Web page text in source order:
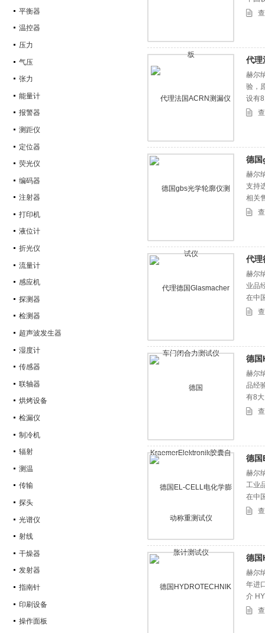
平衡器
温控器
压力
气压
张力
能量计
报警器
测距仪
定位器
荧光仪
编码器
注射器
打印机
液位计
折光仪
流量计
感应机
探测器
检测器
超声波发生器
湿度计
传感器
联轴器
烘烤设备
检漏仪
制冷机
辐射
测温
传输
探头
光谱仪
射线
干燥器
发射器
指南针
印刷设备
操作面板
代理
赫尔
验，
设有
德国
赫尔
支持
相关
代理
赫尔
业品
在中
德国
赫尔
品经
有8
德国
赫尔
工业
在中
德国
赫尔
年进
介
50余